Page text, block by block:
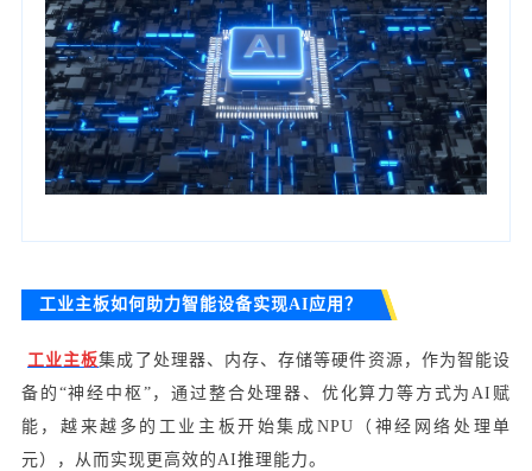
工业主板如何助力智能设备实现AI应用？
工业主板集成了处理器、内存、存储等硬件资源，作为智能设
备的“神经中枢”，通过整合处理器、优化算力等方式为AI赋
能，越来越多的工业主板开始集成NPU（神经网络处理单
元），从而实现更高效的AI推理能力。